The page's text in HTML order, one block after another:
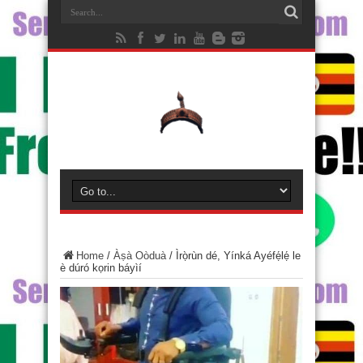
Home / Àṣà Oòduà/ Ìrọ̀rùn dé, Yínká Ayéfẹ́lẹ́ le
è dúró kọrin báyìí